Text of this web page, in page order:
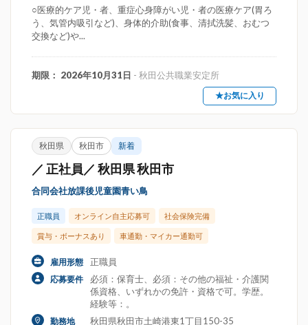
○医療的ケア児・者、重症心身障がい児・者の医療ケア(胃ろ
う、気管内吸引など)、身体的介助(食事、清拭洗髪、おむつ
交換など)や...
期限： 2026年10月31日 - 秋田公共職業安定所
★お気に入り
秋田県 秋田市 新着
／ 正社員／ 秋田県 秋田市
合同会社放課後児童園青い鳥
正職員 オンライン自主応募可 社会保険完備
賞与・ボーナスあり 車通勤・マイカー通勤可
雇用形態 正職員
応募要件
必須：保育士、必須：その他の福祉・介護関
係資格、いずれかの免許・資格で可。学歴。
経験等：。
勤務地 秋田県秋田市土崎港東1丁目150-35